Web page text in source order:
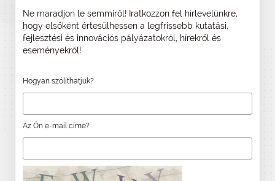
Ne maradjon le semmiről! Iratkozzon fel hírlevelünkre,
hogy elsőként értesülhessen a legfrissebb kutatási,
fejlesztési és innovációs pályázatokról, hírekről és
eseményekről!
Hogyan szólíthatjuk?
Az Ön e-mail címe?